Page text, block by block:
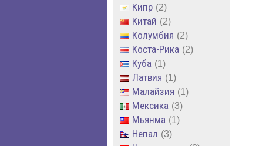
Кипр 2
Китай 2
Колумбия 2
Коста-Рика 2
Куба 1
Латвия 1
Малайзия 1
Мексика 3
Мьянма 1
Непал 3